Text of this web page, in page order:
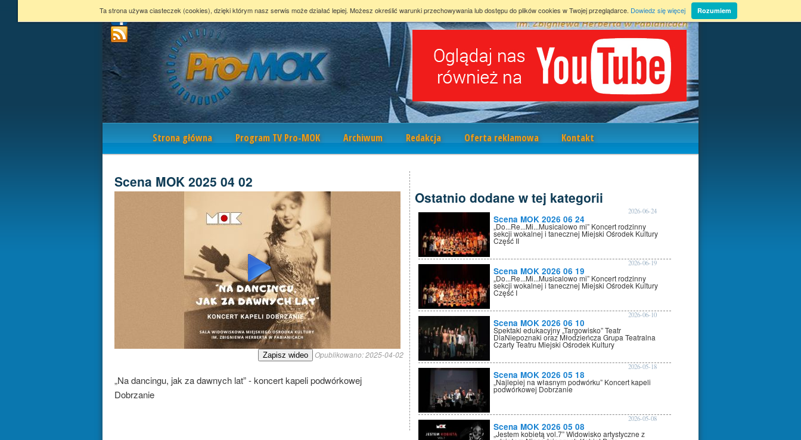
Strona główna Program TV Pro-MOK Archiwum Redakcja Oferta reklamowa Kontakt
Scena MOK 2025 04 02
Zapisz wideo Opublikowano:2025-04-02
„Na dancingu, jak za dawnych lat” - koncert kapeli podwórkowej
Dobrzanie
Ostatnio dodane w tej kategorii
Scena MOK 2026 06 24
2026-06-24
„Do...Re...Mi...Musicalowo mi” Koncert rodzinny
sekcji wokalnej i tanecznej Miejski Ośrodek Kultury
Część II
Scena MOK 2026 06 19
2026-06-19
„Do...Re...Mi...Musicalowo mi” Koncert rodzinny
sekcji wokalnej i tanecznej Miejski Ośrodek Kultury
Część I
Scena MOK 2026 06 10
2026-06-10
Spektakl edukacyjny „Targowisko” Teatr
DlaNiepoznaki oraz Młodzieńcza Grupa Teatralna
Czarty Teatru Miejski Ośrodek Kultury
Scena MOK 2026 05 18
2026-05-18
„Najlepiej na własnym podwórku” Koncert kapeli
podwórkowej Dobrzanie
Scena MOK 2026 05 08
2026-05-08
„Jestem kobietą vol.7” Widowisko artystyczne z
Ta strona używa ciasteczek (cookies), dzięki którym nasz serwis może działać lepiej. Możesz określić warunki przechowywania lub dostępu do plików cookies w Twojej przeglądarce. Dowiedz się więcej Rozumiem